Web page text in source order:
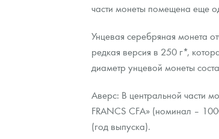
Ювелирные изделия
Русская нумизматика
Золотая карманная галерея
Наборы подарочных и
Положение по обработке и защите
части монеты помещена еще
Унцевая серебряная монета
редкая версия в 250 г*,
диаметр унцевой монеты
Аверс: В центральной части
FRANCS CFA» (номинал –
(год выпуска).